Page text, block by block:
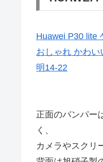
Huawei P30 lite
おしゃれ かわ
明14-22
正面のバンパー
く、
カメラやスクリ